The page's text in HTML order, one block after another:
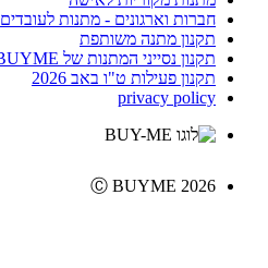
חברות וארגונים - מתנות לעובדים
תקנון מתנה משותפת
תקנון נסייני המתנות של BUYME
תקנון פעילות ט"ו באב 2026
privacy policy
Ⓒ BUYME 2026